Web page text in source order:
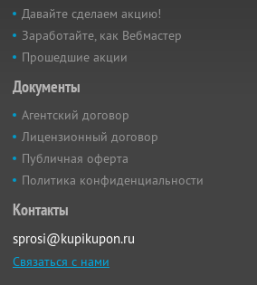
Давайте сделаем акцию!
Заработайте, как Вебмастер
Прошедшие акции
Документы
Агентский договор
Лицензионный договор
Публичная оферта
Политика конфиденциальности
Контакты
sprosi@kupikupon.ru
Связаться с нами